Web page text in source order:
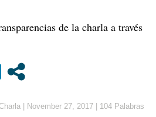
de la charla a través
| November 27, 2017 | 104 Palabras